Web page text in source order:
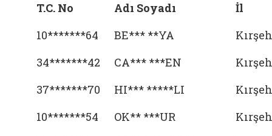
T.C. No Adı Soyadı
İl
10*******64
BE*** **YA
34*******42
CA*** ***EN
37*******70
HI*** *****LI
10*******54
OK** ***UR